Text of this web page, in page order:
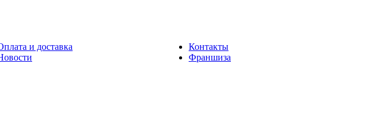
и доставка
Контакты
Франшиза